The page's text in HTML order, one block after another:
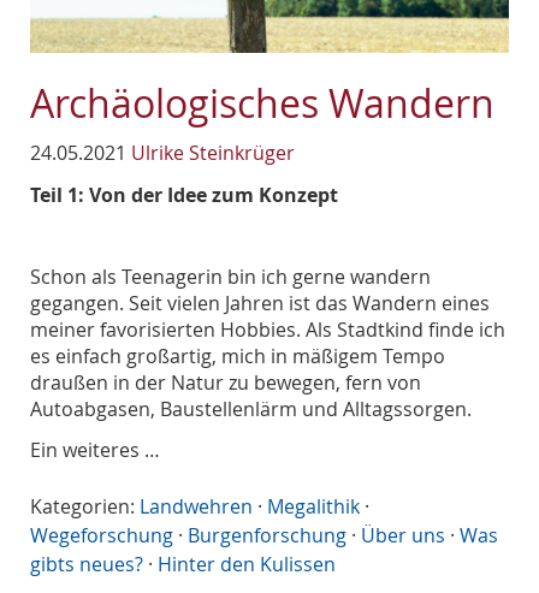
Archäologisches Wandern
24.05.2021 Ulrike Steinkrüger
Teil 1: Von der Idee zum Konzept
Schon als Teenagerin bin ich gerne wandern
gegangen. Seit vielen Jahren ist das Wandern eines
meiner favorisierten Hobbies. Als Stadtkind finde ich
es einfach großartig, mich in mäßigem Tempo
draußen in der Natur zu bewegen, fern von
Autoabgasen, Baustellenlärm und Alltagssorgen.
Ein weiteres …
Kategorien: Landwehren · Megalithik ·
Wegeforschung · Burgenforschung · Über uns · Was
gibts neues? · Hinter den Kulissen